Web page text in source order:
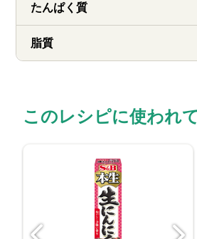
たんぱく質
脂質
このレシピに使われ